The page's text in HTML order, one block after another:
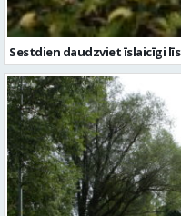
Sestdien daudzviet īslaicīgi līs